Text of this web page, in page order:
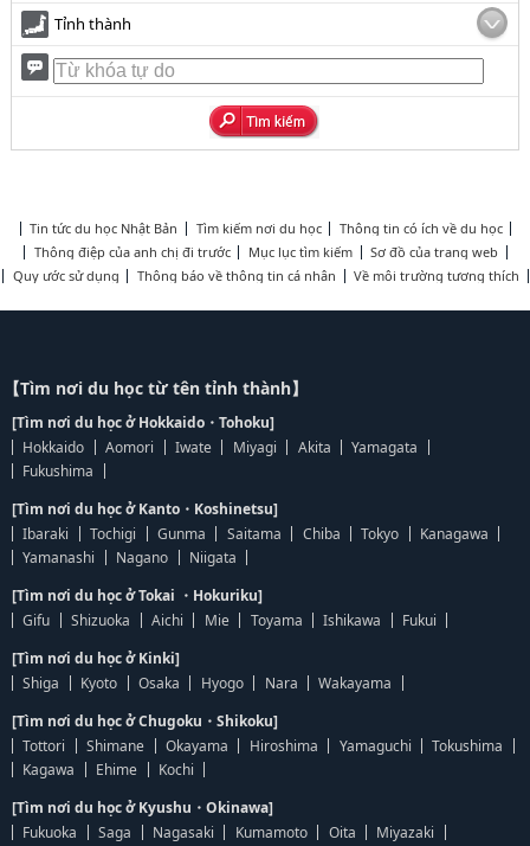
Tỉnh thành
Tin tức du học Nhật Bản Tìm kiếm nơi du học
Thông tin có ích về du học
Thông điệp của anh chị đi trước
Mục lục tìm kiếm
Sơ đồ của trang web
Quy ước sử dụng
Thông báo về thông tin cá nhân Về môi trường tương thích
【Tìm nơi du học từ tên tỉnh thành】
[Tìm nơi du học ở Hokkaido・Tohoku]
Hokkaido
Aomori Iwate Miyagi Akita
Yamagata
Fukushima
[Tìm nơi du học ở Kanto・Koshinetsu]
Ibaraki
Tochigi Gunma Saitama Chiba Tokyo
Kanagawa
Yamanashi
Nagano
Niigata
[Tìm nơi du học ở Tokai ・Hokuriku]
Gifu
Shizuoka Aichi Mie Toyama Ishikawa
Fukui
[Tìm nơi du học ở Kinki]
Shiga
Kyoto Osaka Hyogo Nara
Wakayama
[Tìm nơi du học ở Chugoku・Shikoku]
Tottori
Shimane Okayama Hiroshima Yamaguchi
Tokushima
Kagawa
Ehime
Kochi
[Tìm nơi du học ở Kyushu・Okinawa]
Fukuoka
Saga Nagasaki Kumamoto Oita
Miyazaki